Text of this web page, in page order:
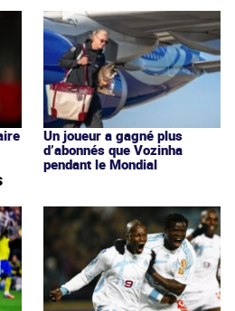
Un joueur a gagné plus
d’abonnés que Vozinha
pendant le Mondial